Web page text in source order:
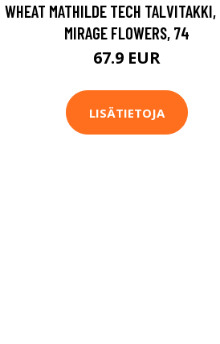
WHEAT MATHILDE TECH TALVITAKKI,
MIRAGE FLOWERS, 74
67.9 EUR
LISÄTIETOJA